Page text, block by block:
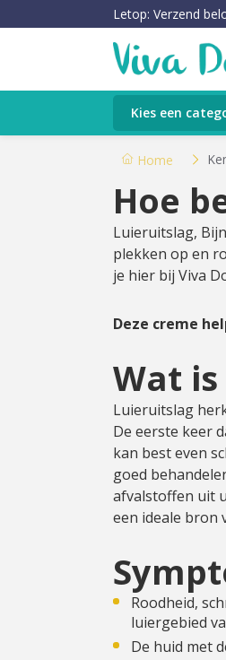
Letop: Verzend
Kies een
Categorieën
Make-up
Baby &
Voeding
Sale
Cadeau
Travel
Nieuwe
Schrijf
Home
Hoe
Luieruitslag,
plekken op en
je hier bij Viva
Deze creme
Wat
Luieruitslag
De eerste keer
kan best even
goed
afvalstoffen uit
een ideale bron
Roodheid,
luiergebied
De huid met